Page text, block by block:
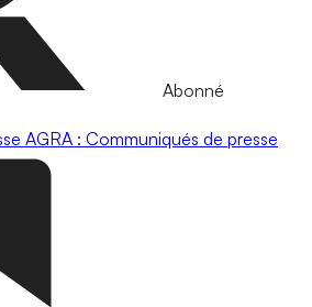
Abonné
AGRA : Communiqués de presse